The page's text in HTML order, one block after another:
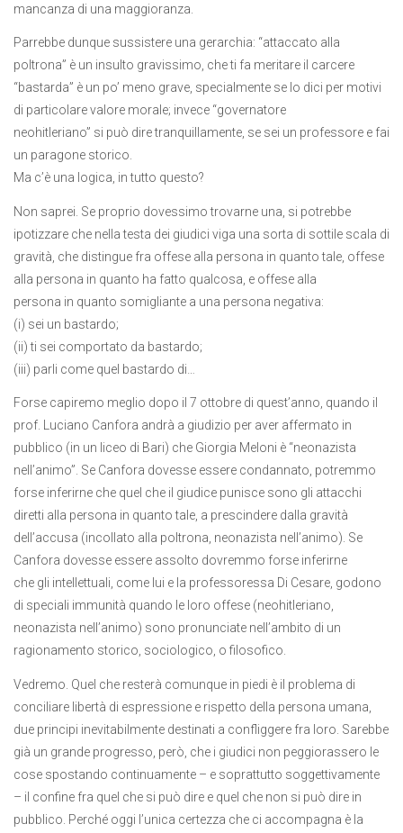
mancanza di una maggioranza.
Parrebbe dunque sussistere una gerarchia: “attaccato alla
poltrona” è un insulto gravissimo, che ti fa meritare il carcere
“bastarda” è un po’ meno grave, specialmente se lo dici per motivi
di particolare valore morale; invece “governatore
neohitleriano” si può dire tranquillamente, se sei un professore e fai
un paragone storico.
Ma c’è una logica, in tutto questo?
Non saprei. Se proprio dovessimo trovarne una, si potrebbe
ipotizzare che nella testa dei giudici viga una sorta di sottile scala di
gravità, che distingue fra offese alla persona in quanto tale, offese
alla persona in quanto ha fatto qualcosa, e offese alla
persona in quanto somigliante a una persona negativa:
(i) sei un bastardo;
(ii) ti sei comportato da bastardo;
(iii) parli come quel bastardo di…
Forse capiremo meglio dopo il 7 ottobre di quest’anno, quando il
prof. Luciano Canfora andrà a giudizio per aver affermato in
pubblico (in un liceo di Bari) che Giorgia Meloni è “neonazista
nell’animo”. Se Canfora dovesse essere condannato, potremmo
forse inferirne che quel che il giudice punisce sono gli attacchi
diretti alla persona in quanto tale, a prescindere dalla gravità
dell’accusa (incollato alla poltrona, neonazista nell’animo). Se
Canfora dovesse essere assolto dovremmo forse inferirne
che gli intellettuali, come lui e la professoressa Di Cesare, godono
di speciali immunità quando le loro offese (neohitleriano,
neonazista nell’animo) sono pronunciate nell’ambito di un
ragionamento storico, sociologico, o filosofico.
Vedremo. Quel che resterà comunque in piedi è il problema di
conciliare libertà di espressione e rispetto della persona umana,
due principi inevitabilmente destinati a confliggere fra loro. Sarebbe
già un grande progresso, però, che i giudici non peggiorassero le
cose spostando continuamente – e soprattutto soggettivamente
– il confine fra quel che si può dire e quel che non si può dire in
pubblico. Perché oggi l’unica certezza che ci accompagna è la